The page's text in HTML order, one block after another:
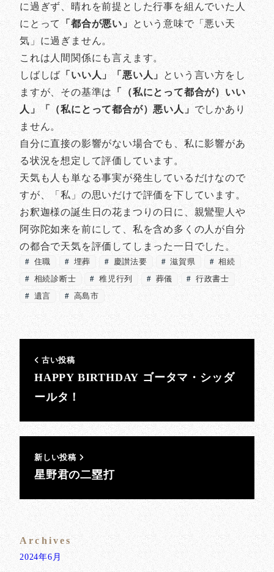
に過ぎず、晴れを前提とした行事を組んでいた人
にとって
「都合が悪い」 という意味で「悪い天
気」に過ぎません。
これは人間関係にも言えます。
しばしば 「いい人」「悪い人」
という言い方をし
ますが、その基準は「（私にとって都合が）いい
人」「（私にとって都合が）悪い人」でしかあり
ません。
自分に直接の影響がない場合でも、私に影響があ
る状況を想定して評価しています。
天気も人も単なる事実が発生しているだけなので
すが、「私」の思いだけで評価を下しています。
お釈迦様の誕生日の花まつりの日に、親鸞聖人や
阿弥陀如来を前にして、私を含め多くの人が自分
の都合で天気を評価してしまった一日でした。
住職 埋葬 慶讃法要 滋賀県
相続
相続診断士
稚児行列 葬儀
行政書士
遺言
高島市
古い投稿
HAPPY BIRTHDAY ゴータマ・シッダ
ールタ！
新しい投稿
星野君の二塁打
Archives
2024年6月